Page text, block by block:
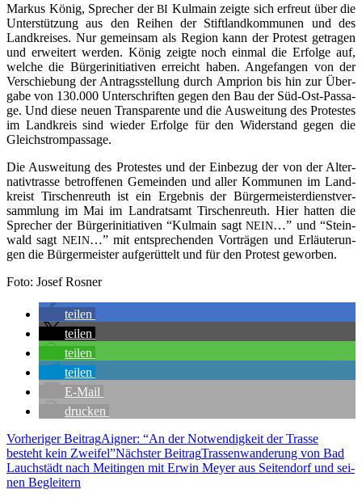
Mar­kus König, Spre­cher derBI Kul­main zeig­te sich erfreut über die
Unter­stüt­zung aus den Rei­hen der Stift­land­kom­mu­nen und des
Land­krei­ses. Nur gemein­sam als Regi­on kann der Pro­test getra­gen
und erwei­tert wer­den. König zeig­te noch ein­mal die Erfol­ge auf,
wel­che die Bür­ger­initia­ti­ven erreicht haben. Ange­fan­gen von der
Ver­schie­bung der Antrags­stel­lung durch Ampri­on bis hin zur Über­
ga­be von 130.000 Unter­schrif­ten gegen den Bau der Süd-Ost-Pas­sa­
ge. Und die­se neu­en Trans­pa­ren­te und die Aus­wei­tung des Pro­tes­tes
im Land­kreis sind wie­der Erfol­ge für den Wider­stand gegen die
Gleichstrompassage.
Die Aus­wei­tung des Pro­tes­tes und der Ein­be­zug der von der Alter­
na­tiv­tras­se betrof­fe­nen Gemein­den und aller Kom­mu­nen im Land­
kreist Tir­schen­reuth ist ein Ergeb­nis der Bür­ger­meis­ter­dienst­ver­
samm­lung im Mai im Land­rats­amt Tir­schen­reuth. Hier hat­ten die
Spre­cher der Bür­ger­initia­ti­ven “Kul­main sagtNEIN…” und “Stein­
wald sagt NEIN…” mit ent­spre­chen­den Vor­trä­gen und Erläu­te­run­
gen die Bür­ger­meis­ter auf­ge­rüt­telt und für den Pro­test geworben.
Foto: Josef Rosner
tei­len
tei­len
tei­len
tei­len
E‑Mail
dru­cken
Beitragsnavigation
Vorheriger BeitragAigner: “An der Not­wen­dig­keit der Tras­se
besteht kein Zweifel”Nächster BeitragTras­sen­wan­de­rung von Bad
Lauch­städt nach Meit­in­gen mit Erwin Mey­er aus Sei­ten­dorf und sei­
nen Begleitern